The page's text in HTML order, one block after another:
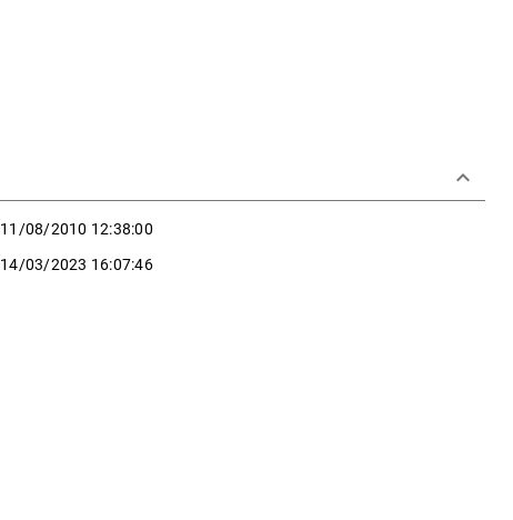
keyboard_arrow_down
11/08/2010 12:38:00
14/03/2023 16:07:46